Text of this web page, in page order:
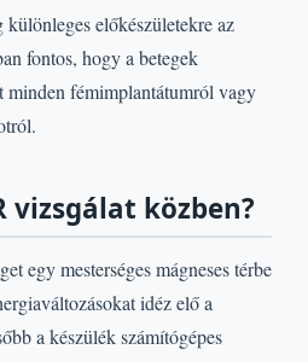
előkészületekre az
fontos, hogy a betegek
minden fémimplantátumról vagy
közben?
egy mesterséges mágneses térbe
idéz elő a
a készülék számítógépes